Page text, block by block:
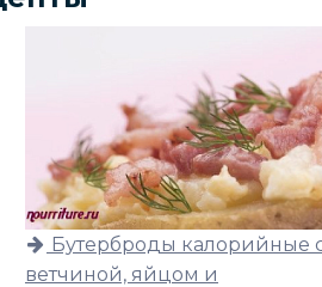
Бутерброды калорийные
ветчиной, яйцом и